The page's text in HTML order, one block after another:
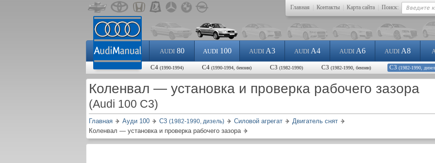
Главная Контакты Карта сайта Поиск:
AUDI80 AUDI100 AUDI A3 AUDI A4 AUDI A6 AUDI A8
С4 (1990-1994) С4 (1990-1994, бензин) С3 (1982-1990) С3 (1982-1990, бензин) С3 (1982-1990,
Коленвал — установка и проверка рабочего зазора
(Audi 100 C3)
Главная Ауди 100 С3 (1982-1990, дизель) Силовой агрегат
Двигатель снят
Коленвал — установка и проверка рабочего зазора